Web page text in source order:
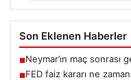
Son Eklenen Haberler
■ Neymar’ın maç sonrası
■FED faiz kararı ne
beklentisi belli oldu
■Dış Mekan